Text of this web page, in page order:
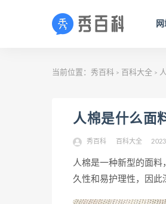
当前位置： 秀百科 > 百科大全 >
人棉是什么面
秀百科 百科大全
人棉是一种新型的面
久性和易护理性，因此